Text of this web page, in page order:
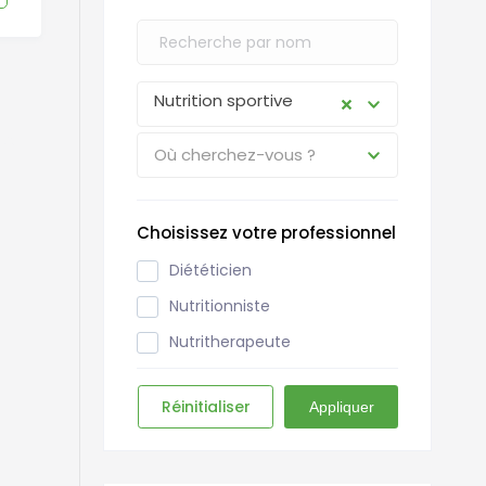
Nutrition sportive
Où cherchez-vous ?
Choisissez votre professionnel
Diététicien
Nutritionniste
Nutritherapeute
Réinitialiser Appliquer